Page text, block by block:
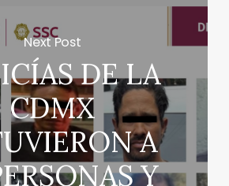
Next Post
DE LA
CDMX
A
Y